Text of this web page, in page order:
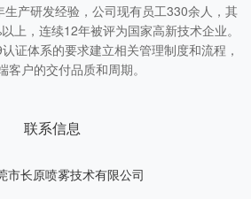
产研发经验，公司现有员工330余人，其
上，连续12年被评为国家高新技术企业。
证体系的要求建立相关管理制度和流程，
客户的交付品质和周期。
联系信息
市长原喷雾技术有限公司